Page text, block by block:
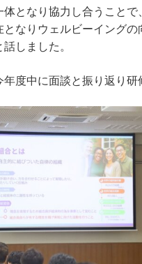
体となり協力し合うことで
となりウェルビーイングの
しました。
年度中に面談と振り返り研